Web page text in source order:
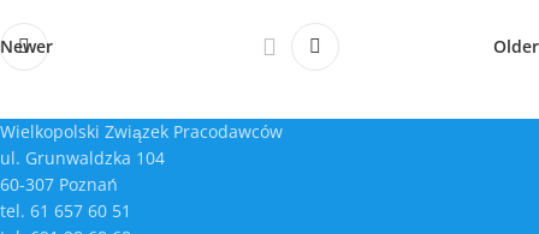
Newer Older
Wielkopolski Związek Pracodawców
ul. Grunwaldzka 104
60-307 Poznań
tel. 61 657 60 51